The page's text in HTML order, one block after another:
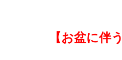
【お盆に伴